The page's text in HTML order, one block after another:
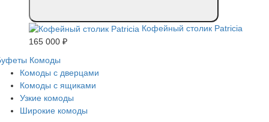
Кофейный столик Patricia
165 000 ₽
Комоды
Комоды с дверцами
Комоды с ящиками
Узкие комоды
Широкие комоды